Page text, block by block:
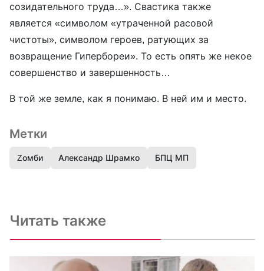
созидательного труда…». Свастика также
является «символом «утраченной расовой
чистоты», символом героев, ратующих за
возвращение Гипербореи». То есть опять же некое
совершенство и завершенность…
В той же земле, как я понимаю. В ней им и место.
Метки
Zомби Александр Шрамко БПЦ МП
Читать также